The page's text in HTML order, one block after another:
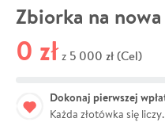
Zbiorka na
0 zł z 5 000 zł (Cel)
Dokonaj pierwszej
Każda złotówka się liczy.